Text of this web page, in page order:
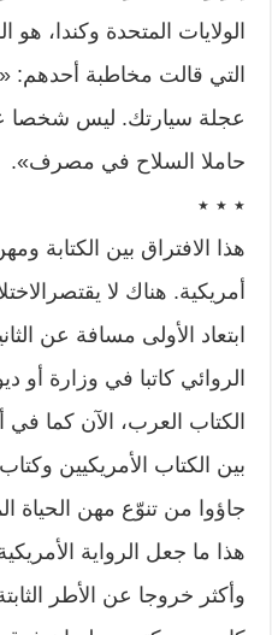
الولايات المتحدة وكندا،
التي قالت مخاطبة أحدهم:
عجلة سيارتك. ليس شخصا
حاملا السلاح في مصرف».
٭ ٭ ٭
هذا الافتراق بين الكتابة
أمريكية. هناك لا
ابتعاد الأولى مسافة عن
الروائي كاتبا في وزارة
الكتاب العرب، الآن كما
بين الكتاب الأمريكيين
جاؤوا من تنوّع مهن الحياة
هذا ما جعل الرواية
وأكثر خروجا عن الأطر